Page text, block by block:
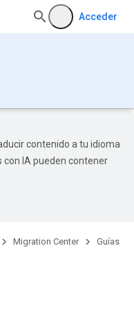
Acceder
contenido a tu idioma
IA pueden contener
Migration Center Guías